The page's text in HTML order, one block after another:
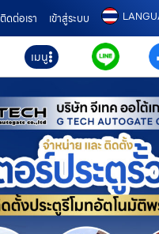
ติดต่อเรา เข้าสู่ระบบ
เมนู